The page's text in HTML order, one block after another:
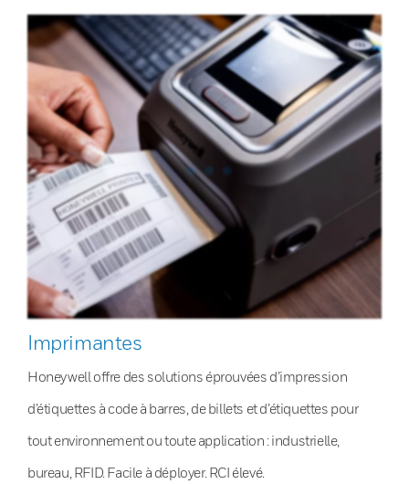
Imprimantes
Honeywell offre des solutions éprouvées d’impression
d’étiquettes à code à barres, de billets et d’étiquettes pour
tout environnement ou toute application : industrielle,
bureau, RFID. Facile à déployer. RCI élevé.